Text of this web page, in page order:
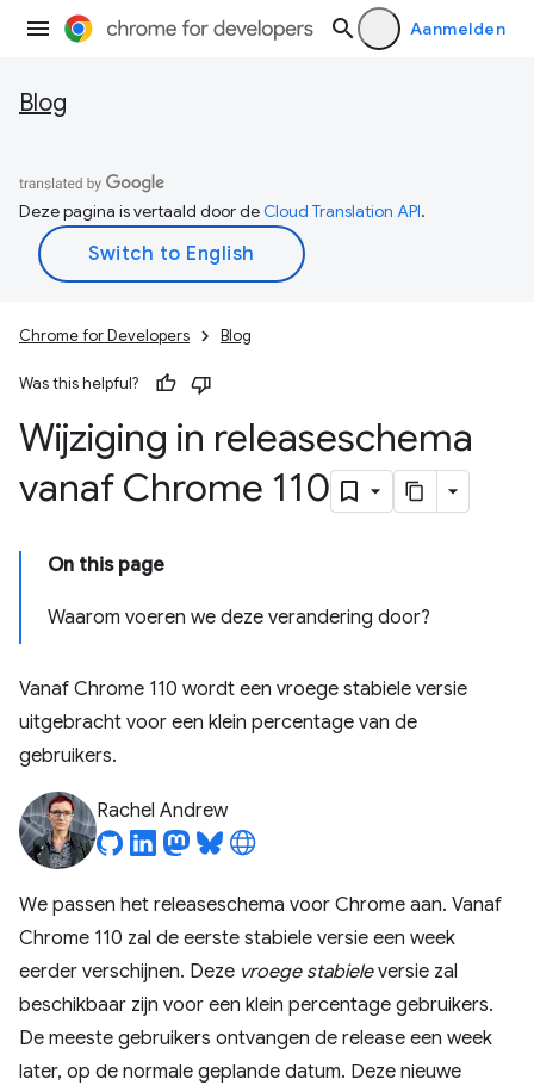
Aanmelden
Blog
Deze pagina is vertaald door deCloud Translation API.
Chrome for Developers Blog
Was this helpful?
Wijziging in releaseschema
vanaf Chrome 110
On this page
Waarom voeren we deze verandering door?
Vanaf Chrome 110 wordt een vroege stabiele versie
uitgebracht voor een klein percentage van de
gebruikers.
Rachel Andrew
We passen het releaseschema voor Chrome aan. Vanaf
Chrome 110 zal de eerste stabiele versie een week
eerder verschijnen. Deze vroege stabieleversie zal
beschikbaar zijn voor een klein percentage gebruikers.
De meeste gebruikers ontvangen de release een week
later, op de normale geplande datum. Deze nieuwe